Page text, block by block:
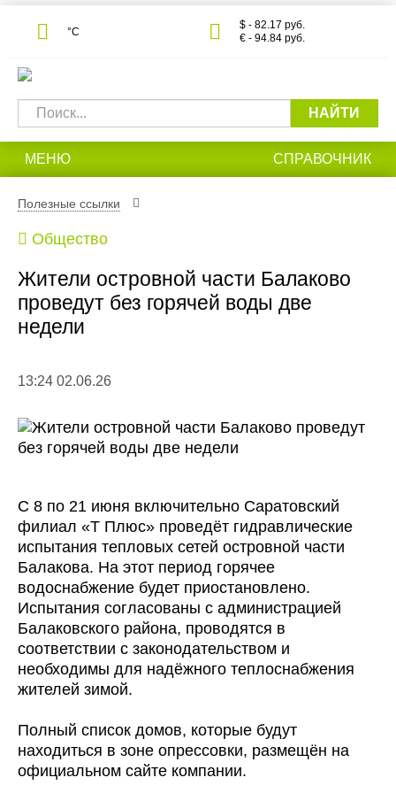
°С
$ - 82.17 руб.
€ - 94.84 руб.
НАЙТИ
МЕНЮ СПРАВОЧНИК
Полезные ссылки
Общество
Жители островной части Балаково
проведут без горячей воды две
недели
13:24 02.06.26
С 8 по 21 июня включительно Саратовский
филиал «Т Плюс» проведёт гидравлические
испытания тепловых сетей островной части
Балакова. На этот период горячее
водоснабжение будет приостановлено.
Испытания согласованы с администрацией
Балаковского района, проводятся в
соответствии с законодательством и
необходимы для надёжного теплоснабжения
жителей зимой.
Полный список домов, которые будут
находиться в зоне опрессовки, размещён на
официальном сайте компании.